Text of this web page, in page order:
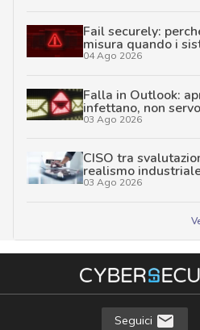
Fail securely:
misura quando i
04 Ago 2026
Falla in Outlook:
infettano, non
03 Ago 2026
CISO tra
realismo
03 Ago 2026
Seguici